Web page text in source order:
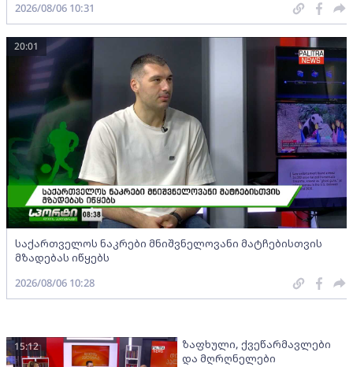
2026/08/06 10:31
საქართველოს ნაკრები მნიშვნელოვანი მატჩებისთვის
მზადებას იწყებს
20:01
2026/08/06 10:28
ზაფხული, ქვეწარმავლები
და მღრღნელები
15:12